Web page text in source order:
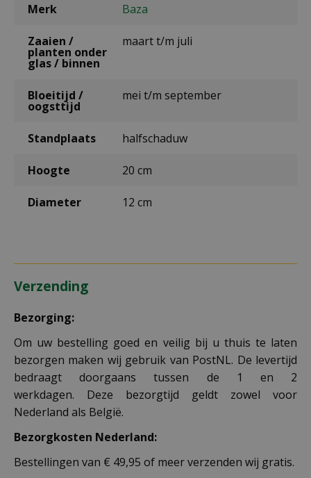
Merk Baza
Zaaien /
planten onder
glas / binnen
maart t/m juli
Bloeitijd /
oogsttijd
mei t/m september
Standplaats halfschaduw
Hoogte 20 cm
Diameter 12 cm
Verzending
Bezorging:
Om uw bestelling goed en veilig bij u thuis te laten
bezorgen maken wij gebruik van PostNL. De levertijd
bedraagt doorgaans tussen de 1 en 2
werkdagen. Deze bezorgtijd geldt zowel voor
Nederland als België.
Bezorgkosten Nederland:
Bestellingen van € 49,95 of meer verzenden wij gratis.